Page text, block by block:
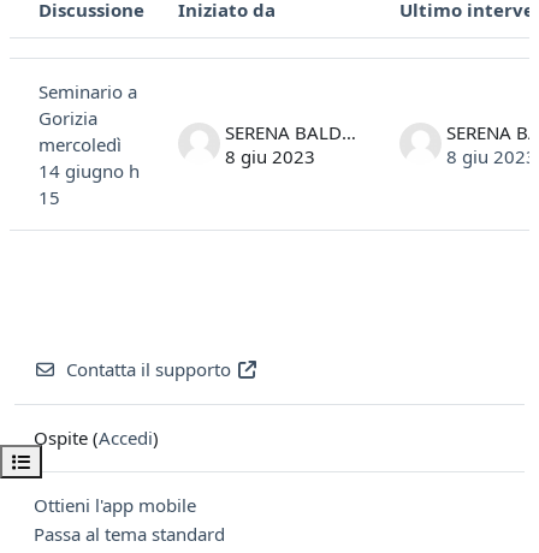
Apri indice del corso
Stato
Discussione Iniziato da Ultimo
Seminario a
Gorizia
mercoledì
14 giugno h
15
SERENA BALDIN
8 giu 2023
8 giu 2023
Contatta il supporto
Ospite (Accedi)
Ottieni l'app mobile
Passa al tema standard